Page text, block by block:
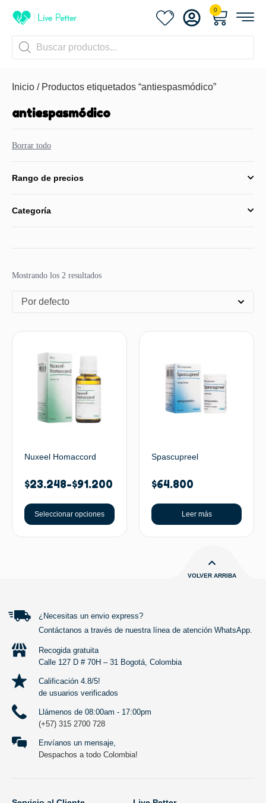
0
Inicio / Productos etiquetados “antiespasmódico”
antiespasmódico
Borrar todo
Rango de precios
Categoría
Mostrando los 2 resultados
Por defecto
Nuxeel Homaccord
$23.248-$91.200
Seleccionar opciones
Spascupreel
$64.800
Leer más
VOLVER ARRIBA
¿Necesitas un envio express?
Contáctanos a través de nuestra línea de atención WhatsApp.
Recogida gratuita
Calle 127 D # 70H – 31 Bogotá, Colombia
Calificación 4.8/5!
de usuarios verificados
Llámenos de 08:00am - 17:00pm
(+57) 315 2700 728
Envíanos un mensaje,
Despachos a todo Colombia!